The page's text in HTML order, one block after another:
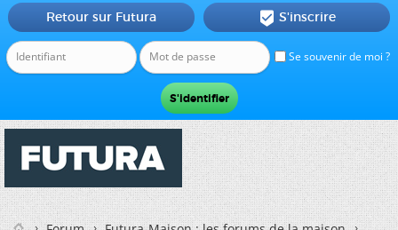
Se souvenir de moi ?
Retour sur Futura  S'inscrire